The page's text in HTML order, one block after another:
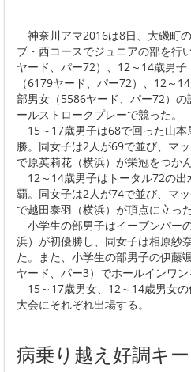
神奈川アマ2016は8日、大磯町
ブ・西コースでジュニアの部を行
ヤード、パー72）、12～14歳男
（6179ヤード、パー72）、12～
部男女（5586ヤード、パー72）
ールストロークプレーで競った。
15～17歳男子は68で回った山本
勝。同女子は2人が69で並び、マ
で原英莉花（横浜）が栄冠をつかん
12～14歳男子はトータル72の出
覇。同女子は2人が74で並び、マ
で越田泰羽（横浜）が頂点に立った
小学生の部男子はイーブンパー
浜）が初優勝し、同女子は相原紗
た。また、小学生の部男子の伊藤
ヤード、パー3）でホールインワン
15～17歳男女、12～14歳男女
大会にそれぞれ出場する。
病乗り越え好調キ